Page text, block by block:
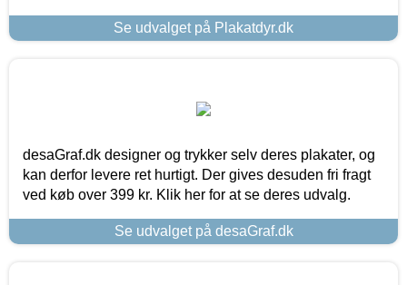
Se udvalget på Plakatdyr.dk
desaGraf.dk designer og trykker selv deres plakater, og
kan derfor levere ret hurtigt. Der gives desuden fri fragt
ved køb over 399 kr. Klik her for at se deres udvalg.
Se udvalget på desaGraf.dk